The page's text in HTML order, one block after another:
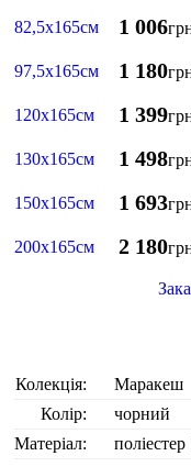
82,5х165см 1 006
97,5х165см 1 180
120х165см 1 399
130х165см 1 498
150х165см 1 693
200х165см 2 180
Колекція:
Маракеш
Колір:
чорний
Матеріал: